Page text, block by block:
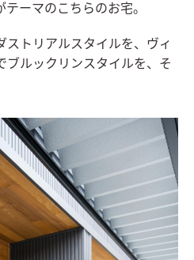
ーマのこちらのお宅。
ストリアルスタイルを、ヴィ
ブルックリンスタイルを、そ